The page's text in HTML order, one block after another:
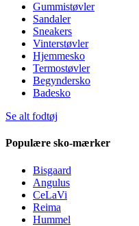
Gummistøvler
Sandaler
Sneakers
Vinterstøvler
Hjemmesko
Termostøvler
Begyndersko
Badesko
Se alt fodtøj
Populære sko-mærker
Bisgaard
Angulus
CeLaVi
Reima
Hummel